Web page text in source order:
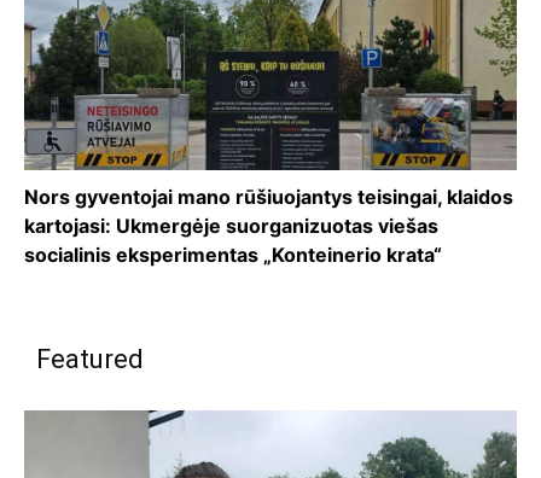
Nors gyventojai mano rūšiuojantys teisingai, klaidos
kartojasi: Ukmergėje suorganizuotas viešas
socialinis eksperimentas „Konteinerio krata“
Featured